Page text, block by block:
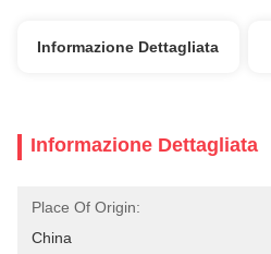
Informazione Dettagliata
Informazione Dettagliata
Place Of Origin:
China